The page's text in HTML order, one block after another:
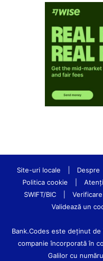
Site-uri locale Despre
Politica cookie
SWIFT/BIC
Validează un
Bank.Codes este deținut de
companie încorporată în
Galilor cu